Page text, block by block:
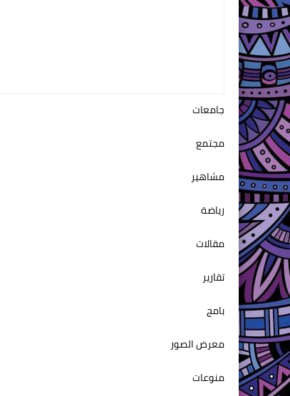
جامعات
مجتمع
مشاهير
رياضة
مقالات
تقارير
بامج
معرض الصور
منوعات